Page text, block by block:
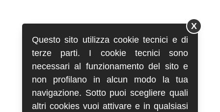
Questo sito utilizza cookie tecnici e di
terze parti. I cookie tecnici sono
necessari al funzionamento del sito e
non profilano in alcun modo la tua
navigazione. Sotto puoi scegliere quali
altri cookies vuoi attivare e in qualsiasi
X